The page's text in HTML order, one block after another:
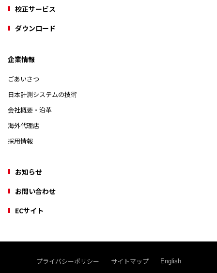
校正サービス
ダウンロード
企業情報
ごあいさつ
日本計測システムの技術
会社概要・沿革
海外代理店
採用情報
お知らせ
お問い合わせ
ECサイト
プライバシーポリシー サイトマップ English